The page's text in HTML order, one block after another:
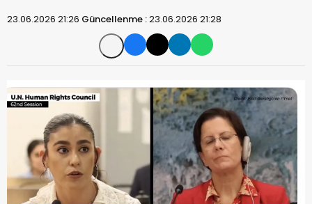
23.06.2026 21:26 Güncellenme :23.06.2026 21:28